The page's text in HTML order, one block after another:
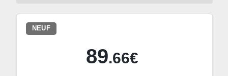
NEUF
89.66€